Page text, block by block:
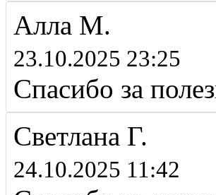
Алла М.
23.10.2025 23:25
Спасибо за
Светлана Г.
24.10.2025 11:42